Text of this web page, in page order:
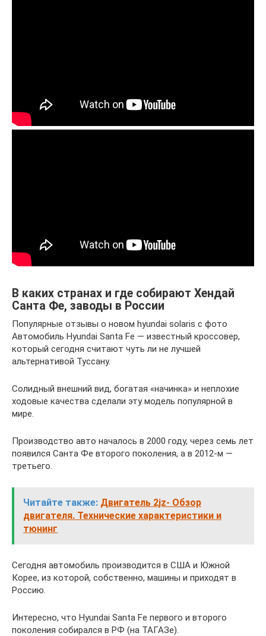
В каких странах и где собирают Хендай
Санта Фе, заводы в России
Популярные отзывы о новом hyundai solaris с фото
Автомобиль Hyundai Santa Fe — известный кроссовер,
который сегодня считают чуть ли не лучшей
альтернативой Туссану.
Солидный внешний вид, богатая «начинка» и неплохие
ходовые качества сделали эту модель популярной в
мире.
Производство авто началось в 2000 году, через семь лет
появился Санта Фе второго поколения, а в 2012-м —
третьего.
Читайте также: Двигатель 2jz- Обзор
двигателя. Технические характеристики и
тюнинг
Сегодня автомобиль производится в США и Южной
Корее, из которой, собственно, машины и приходят в
Россию.
Интересно, что Hyundai Santa Fe первого и второго
поколения собирался в РФ (на ТАГАЗе).